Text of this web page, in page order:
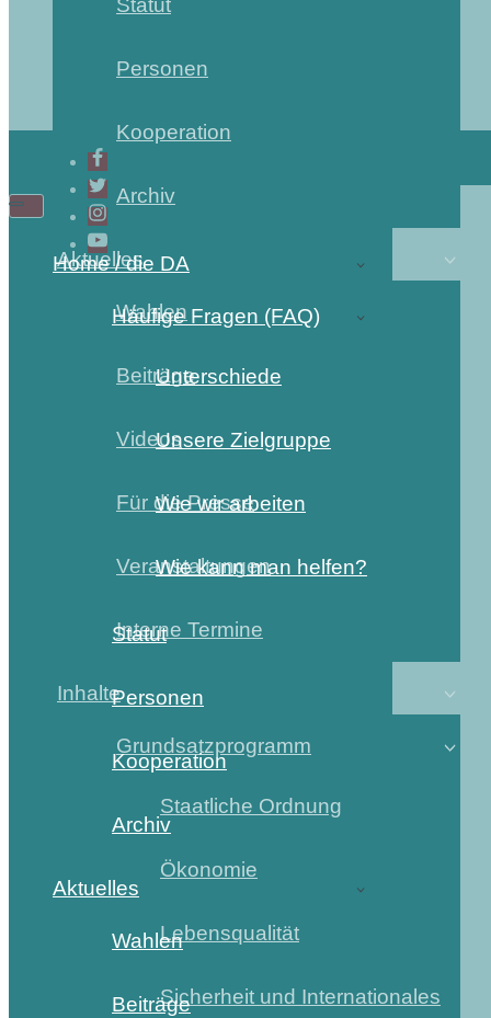
Statut
Personen
Kooperation
Archiv
Aktuelles
Wahlen
Beiträge
Videos
Für die Presse
Veranstaltungen
Interne Termine
Inhalte
Grundsatzprogramm
Staatliche Ordnung
Ökonomie
Lebensqualität
Sicherheit und Internationales
Home / die DA
Häufige Fragen (FAQ)
Unterschiede
Unsere Zielgruppe
Wie wir arbeiten
Wie kann man helfen?
Statut
Personen
Kooperation
Archiv
Aktuelles
Wahlen
Beiträge